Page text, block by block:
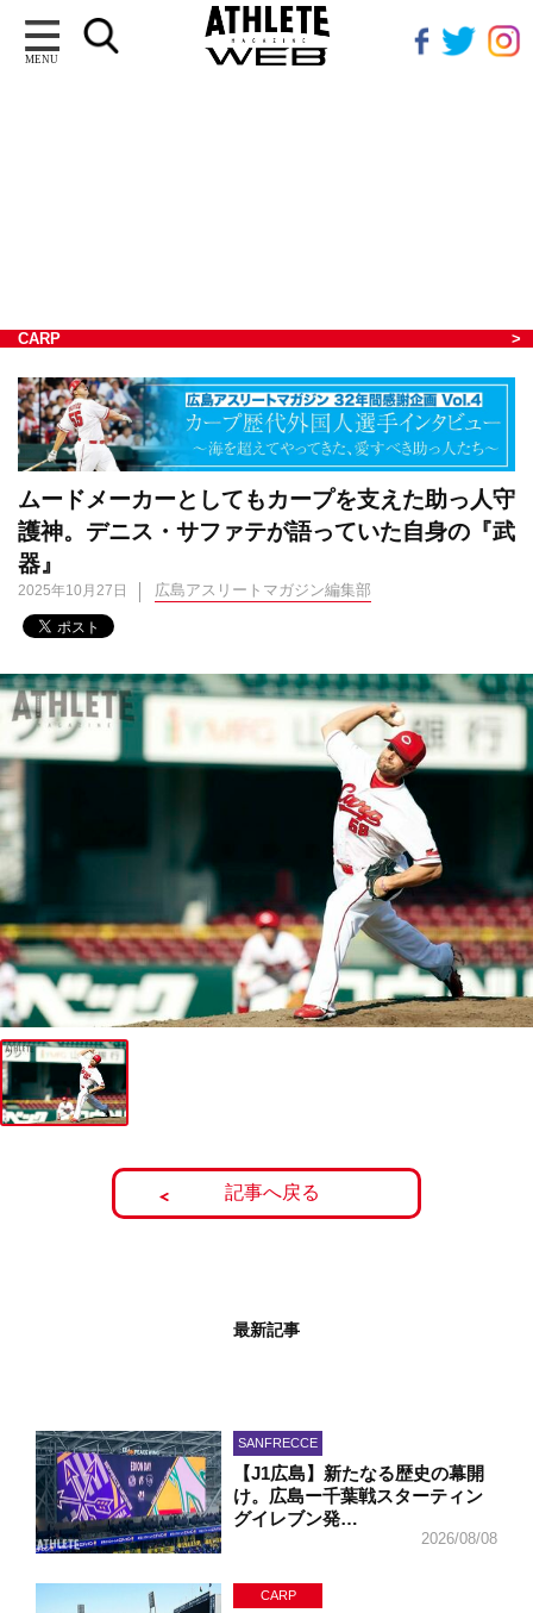
MENU
CARP
ムードメーカーとしてもカープを支えた助っ人守
護神。デニス・サファテが語っていた自身の『武
器』
2025年10月27日 広島アスリートマガジン編集部
記事へ戻る
最新記事
SANFRECCE
【J1広島】新たなる歴史の幕開
け。広島ー千葉戦スターティン
グイレブン発…
2026/08/08
CARP